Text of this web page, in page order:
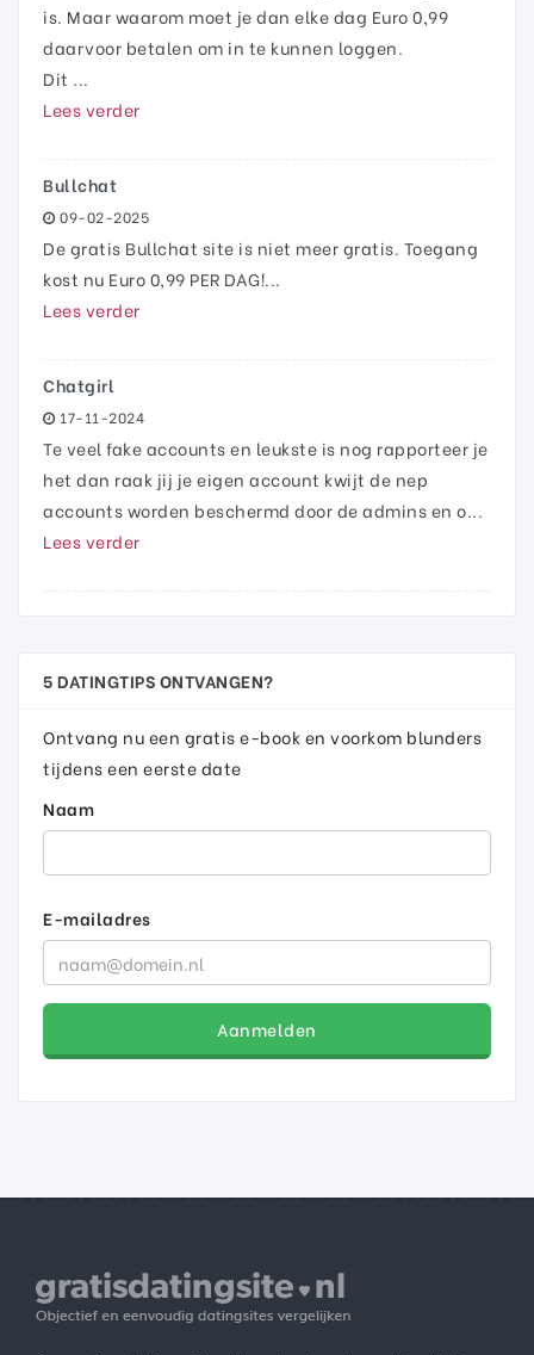
is. Maar waarom moet je dan elke dag Euro 0,99
daarvoor betalen om in te kunnen loggen.
Dit ...
Lees verder
Bullchat
09-02-2025
De gratis Bullchat site is niet meer gratis. Toegang
kost nu Euro 0,99 PER DAG!...
Lees verder
Chatgirl
17-11-2024
Te veel fake accounts en leukste is nog rapporteer je
het dan raak jij je eigen account kwijt de nep
accounts worden beschermd door de admins en o...
Lees verder
5 DATINGTIPS ONTVANGEN?
Ontvang nu een gratis e-book en voorkom blunders
tijdens een eerste date
Naam
E-mailadres
Aanmelden